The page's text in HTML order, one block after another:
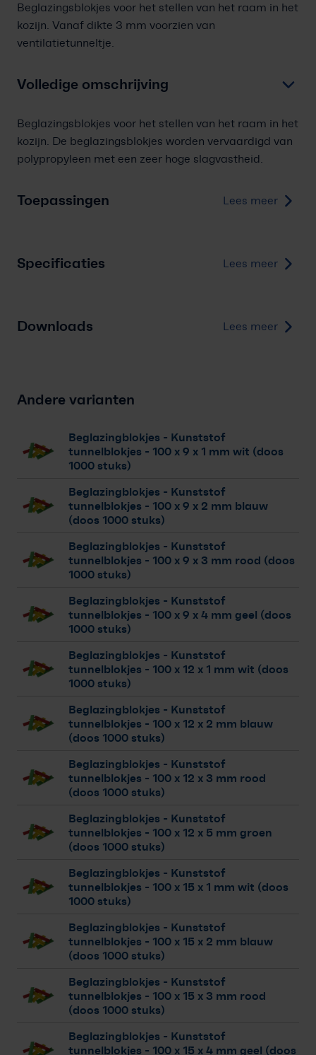
Beglazingsblokjes voor het stellen van het raam in het
kozijn. Vanaf dikte 3 mm voorzien van
ventilatietunneltje.
Volledige omschrijving
Beglazingsblokjes voor het stellen van het raam in het
kozijn. De beglazingsblokjes worden vervaardigd van
polypropyleen met een zeer hoge slagvastheid.
Toepassingen Lees meer
Specificaties Lees meer
Downloads Lees meer
Andere varianten
Beglazingblokjes - Kunststof
tunnelblokjes - 100 x 9 x 1 mm wit (doos
1000 stuks)
Beglazingblokjes - Kunststof
tunnelblokjes - 100 x 9 x 2 mm blauw
(doos 1000 stuks)
Beglazingblokjes - Kunststof
tunnelblokjes - 100 x 9 x 3 mm rood (doos
1000 stuks)
Beglazingblokjes - Kunststof
tunnelblokjes - 100 x 9 x 4 mm geel (doos
1000 stuks)
Beglazingblokjes - Kunststof
tunnelblokjes - 100 x 12 x 1 mm wit (doos
1000 stuks)
Beglazingblokjes - Kunststof
tunnelblokjes - 100 x 12 x 2 mm blauw
(doos 1000 stuks)
Beglazingblokjes - Kunststof
tunnelblokjes - 100 x 12 x 3 mm rood
(doos 1000 stuks)
Beglazingblokjes - Kunststof
tunnelblokjes - 100 x 12 x 5 mm groen
(doos 1000 stuks)
Beglazingblokjes - Kunststof
tunnelblokjes - 100 x 15 x 1 mm wit (doos
1000 stuks)
Beglazingblokjes - Kunststof
tunnelblokjes - 100 x 15 x 2 mm blauw
(doos 1000 stuks)
Beglazingblokjes - Kunststof
tunnelblokjes - 100 x 15 x 3 mm rood
(doos 1000 stuks)
Beglazingblokjes - Kunststof
tunnelblokjes - 100 x 15 x 4 mm geel (doos